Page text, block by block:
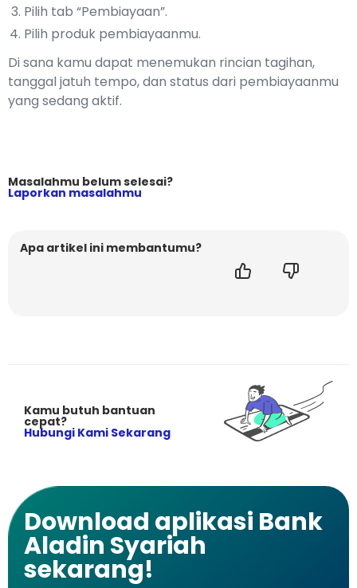
Pilih tab “Pembiayaan”.
Pilih produk pembiayaanmu.
Di sana kamu dapat menemukan rincian tagihan,
tanggal jatuh tempo, dan status dari pembiayaanmu
yang sedang aktif.
Masalahmu belum selesai?
Laporkan masalahmu
Apa artikel ini membantumu?
Kamu butuh bantuan
cepat?
Hubungi Kami Sekarang
Download aplikasi Bank
Aladin Syariah
sekarang!